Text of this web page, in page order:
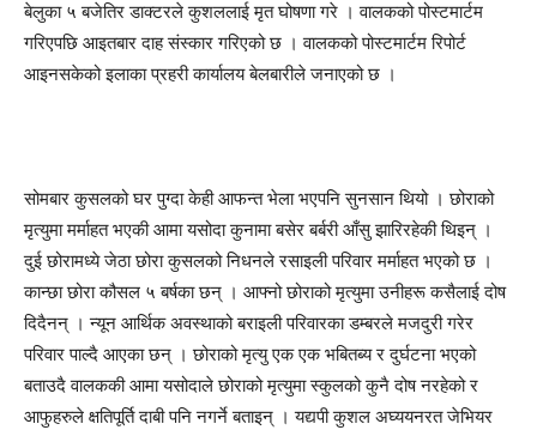
बेलुका ५ बजेतिर डाक्टरले कुशललाई मृत घोषणा गरे । वालकको पोस्टमार्टम
गरिएपछि आइतबार दाह संस्कार गरिएको छ । वालकको पोस्टमार्टम रिपोर्ट
आइनसकेको इलाका प्रहरी कार्यालय बेलबारीले जनाएको छ ।
सोमबार कुसलको घर पुग्दा केही आफन्त भेला भएपनि सुनसान थियो । छोराको
मृत्युमा मर्माहत भएकी आमा यसोदा कुनामा बसेर बर्बरी आँसु झारिरहेकी थिइन् ।
दुई छोरामध्ये जेठा छोरा कुसलको निधनले रसाइली परिवार मर्माहत भएको छ ।
कान्छा छोरा कौसल ५ बर्षका छन् । आफ्नो छोराको मृत्युमा उनीहरू कसैलाई दोष
दिदैनन् । न्यून आर्थिक अवस्थाको बराइली परिवारका डम्बरले मजदुरी गरेर
परिवार पाल्दै आएका छन् । छोराको मृत्यु एक एक भबितब्य र दुर्घटना भएको
बताउदै वालककी आमा यसोदाले छोराको मृत्युमा स्कुलको कुनै दोष नरहेको र
आफुहरुले क्षतिपूर्ति दाबी पनि नगर्ने बताइन् । यद्यपी कुशल अघ्ययनरत जेभियर